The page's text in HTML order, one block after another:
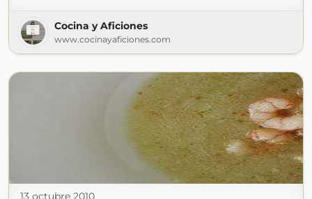
Cocina y Aficiones
www.cocinayaficiones.com
13 octubre 2010